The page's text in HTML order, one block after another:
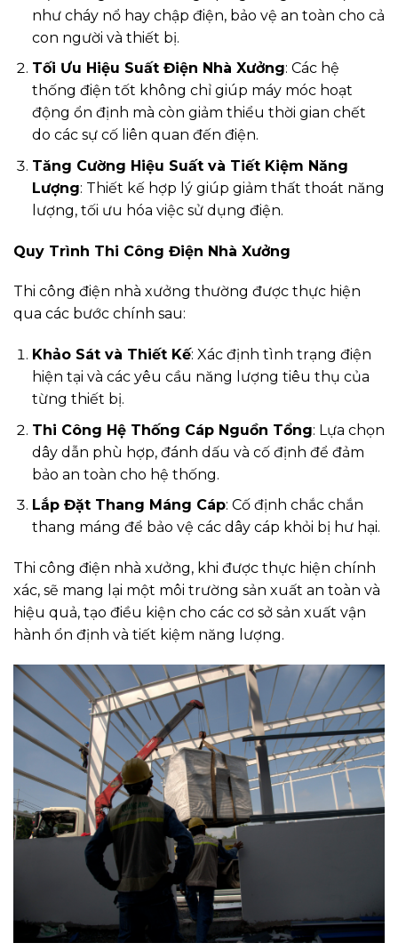
như cháy nổ hay chập điện, bảo vệ an toàn cho cả
con người và thiết bị.
Tối Ưu Hiệu Suất Điện Nhà Xưởng: Các hệ
thống điện tốt không chỉ giúp máy móc hoạt
động ổn định mà còn giảm thiểu thời gian chết
do các sự cố liên quan đến điện.
Tăng Cường Hiệu Suất và Tiết Kiệm Năng
Lượng: Thiết kế hợp lý giúp giảm thất thoát năng
lượng, tối ưu hóa việc sử dụng điện.
Quy Trình Thi Công Điện Nhà Xưởng
Thi công điện nhà xưởng thường được thực hiện
qua các bước chính sau:
Khảo Sát và Thiết Kế: Xác định tình trạng điện
hiện tại và các yêu cầu năng lượng tiêu thụ của
từng thiết bị.
Thi Công Hệ Thống Cáp Nguồn Tổng: Lựa chọn
dây dẫn phù hợp, đánh dấu và cố định để đảm
bảo an toàn cho hệ thống.
Lắp Đặt Thang Máng Cáp: Cố định chắc chắn
thang máng để bảo vệ các dây cáp khỏi bị hư hại.
Thi công điện nhà xưởng, khi được thực hiện chính
xác, sẽ mang lại một môi trường sản xuất an toàn và
hiệu quả, tạo điều kiện cho các cơ sở sản xuất vận
hành ổn định và tiết kiệm năng lượng.